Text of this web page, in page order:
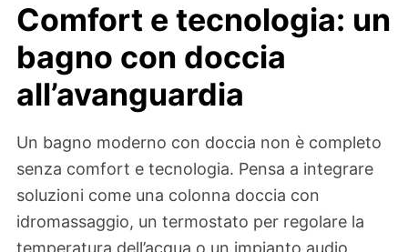
Comfort e tecnologia: un
bagno con doccia
all’avanguardia
Un bagno moderno con doccia non è completo
senza comfort e tecnologia. Pensa a integrare
soluzioni come una colonna doccia con
idromassaggio, un termostato per regolare la